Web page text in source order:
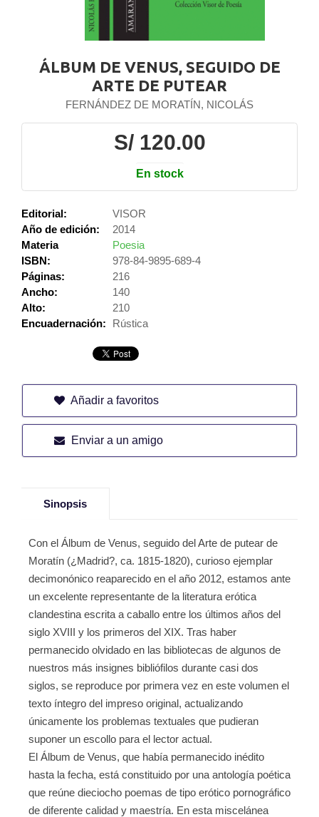
ÁLBUM DE VENUS, SEGUIDO DE
ARTE DE PUTEAR
FERNÁNDEZ DE MORATÍN, NICOLÁS
S/ 120.00
En stock
Editorial:
VISOR
Año de edición:
2014
Materia
Poesia
ISBN:
978-84-9895-689-4
Páginas:
216
Ancho:
140
Alto:
210
Encuadernación:
Rústica
Añadir a favoritos
Enviar a un amigo
Sinopsis
Con el Álbum de Venus, seguido del Arte de putear de
Moratín (¿Madrid?, ca. 1815-1820), curioso ejemplar
decimonónico reaparecido en el año 2012, estamos ante
un excelente representante de la literatura erótica
clandestina escrita a caballo entre los últimos años del
siglo XVIII y los primeros del XIX. Tras haber
permanecido olvidado en las bibliotecas de algunos de
nuestros más insignes bibliófilos durante casi dos
siglos, se reproduce por primera vez en este volumen el
texto íntegro del impreso original, actualizando
únicamente los problemas textuales que pudieran
suponer un escollo para el lector actual.
El Álbum de Venus, que había permanecido inédito
hasta la fecha, está constituido por una antología poética
que reúne dieciocho poemas de tipo erótico pornográfico
de diferente calidad y maestría. En esta miscelánea